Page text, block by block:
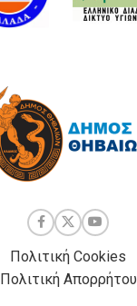
Πολιτική Cookies
Πολιτική Απορρήτου